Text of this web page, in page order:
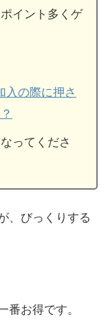
イント多くゲ
入の際に押さ
ってくださ
、びっくりする
番お得です。